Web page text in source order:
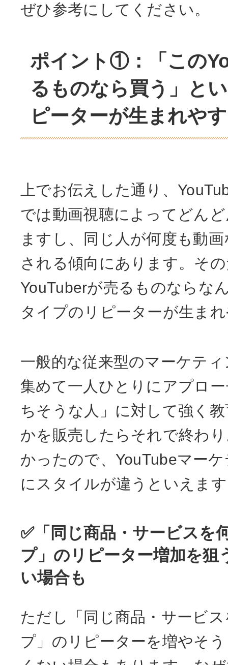
ぜひ参考にしてください。
ポイント①：「この
るものなら買う」と
ピーターが生まれや
上でお伝えした通り、
では動画視聴によってどん
ますし、同じ人が何度も動
される傾向にあります。そ
YouTuberが売るものならな
タイプのリピーターが生ま
一般的な従来型のマーケテ
集めて一人ひとりにアプロ
ちそうな人」に対して強く
かを販売したらそれで終わ
かったので、YouTubeマー
にスタイルが違うといえま
✅「同じ商品・サービスを
プ」のリピーター増加を狙
い場合も
ただし「同じ商品・サービ
プ」のリピーターを増やそ